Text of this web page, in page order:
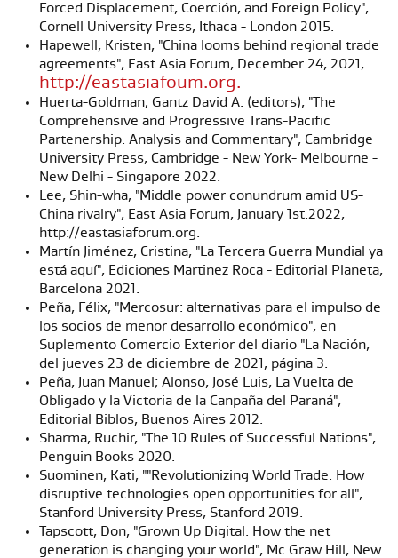
Forced Displacement, Coerción, and Foreign Policy",
Cornell University Press, Ithaca - London 2015.
Hapewell, Kristen, "China looms behind regional trade
agreements", East Asia Forum, December 24, 2021,
http://eastasiafoum.org.
Huerta-Goldman; Gantz David A. (editors), "The
Comprehensive and Progressive Trans-Pacific
Partenership. Analysis and Commentary", Cambridge
University Press, Cambridge - New York- Melbourne -
New Delhi - Singapore 2022.
Lee, Shin-wha, "Middle power conundrum amid US-
China rivalry", East Asia Forum, January 1st.2022,
http://eastasiaforum.org.
Martín Jiménez, Cristina, "La Tercera Guerra Mundial ya
está aquí", Ediciones Martinez Roca - Editorial Planeta,
Barcelona 2021.
Peña, Félix, "Mercosur: alternativas para el impulso de
los socios de menor desarrollo económico", en
Suplemento Comercio Exterior del diario "La Nación,
del jueves 23 de diciembre de 2021, página 3.
Peña, Juan Manuel; Alonso, José Luis, La Vuelta de
Obligado y la Victoria de la Canpaña del Paraná",
Editorial Biblos, Buenos Aires 2012.
Sharma, Ruchir, "The 10 Rules of Successful Nations",
Penguin Books 2020.
Suominen, Kati, ""Revolutionizing World Trade. How
disruptive technologies open opportunities for all",
Stanford University Press, Stanford 2019.
Tapscott, Don, "Grown Up Digital. How the net
generation is changing your world", Mc Graw Hill, New